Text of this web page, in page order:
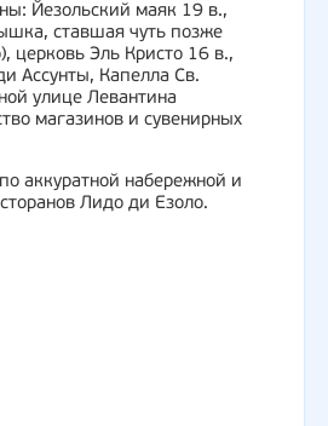
Йезольский маяк 19 в.,
ставшая чуть позже
церковь Эль Кристо 16 в.,
Ассунты, Капелла Св.
улице Левантина
магазинов и сувенирных
аккуратной набережной и
Лидо ди Езоло.